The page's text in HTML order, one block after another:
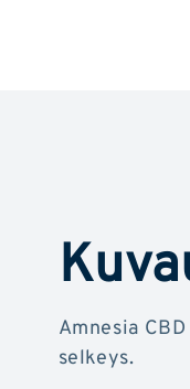
Amnesia
selkeys.